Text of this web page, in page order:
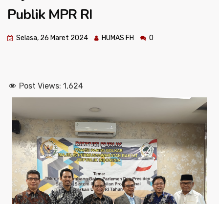
Publik MPR RI
Selasa, 26 Maret 2024 HUMAS FH 0
Post Views: 1,624